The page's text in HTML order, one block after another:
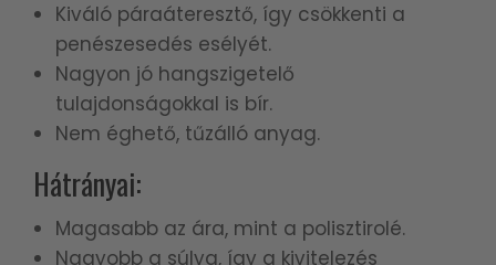
Kiváló páraáteresztő, így csökkenti a
penészesedés esélyét.
Nagyon jó hangszigetelő
tulajdonságokkal is bír.
Nem éghető, tűzálló anyag.
Hátrányai:
Magasabb az ára, mint a polisztirolé.
Nagyobb a súlya, így a kivitelezés